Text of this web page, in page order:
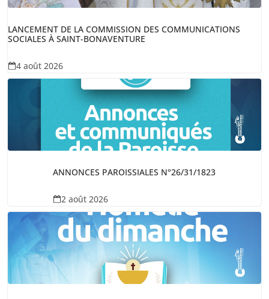
LANCEMENT DE LA COMMISSION DES COMMUNICATIONS
SOCIALES À SAINT-BONAVENTURE
4 août 2026
ANNONCES PAROISSIALES N°26/31/1823
2 août 2026